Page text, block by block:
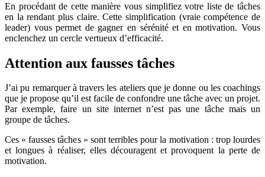
En procédant de cette manière vous simplifiez votre liste de tâches
en la rendant plus claire. Cette simplification (vraie compétence de
leader) vous permet de gagner en sérénité et en motivation. Vous
enclenchez un cercle vertueux d’efficacité.
Attention aux fausses tâches
J’ai pu remarquer à travers les ateliers que je donne ou les coachings
que je propose qu’il est facile de confondre une tâche avec un projet.
Par exemple, faire un site internet n’est pas une tâche mais un
groupe de tâches.
Ces « fausses tâches » sont terribles pour la motivation : trop lourdes
et longues à réaliser, elles découragent et provoquent la perte de
motivation.